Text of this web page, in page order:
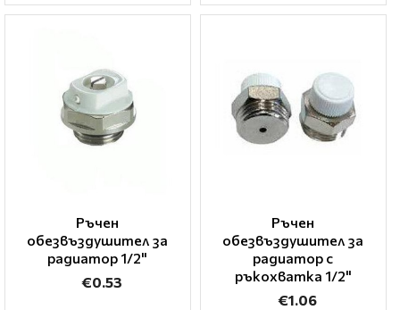
Ръчен
обезвъздушител за
радиатор 1/2"
€0.53
Ръчен
обезвъздушител за
радиатор с
ръкохватка 1/2"
€1.06